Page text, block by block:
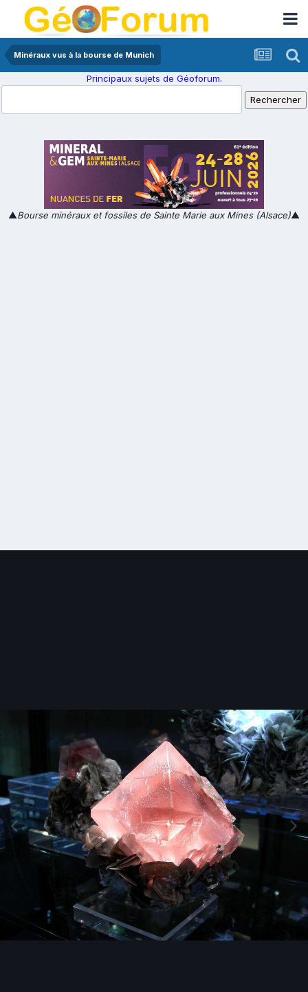
Minéraux vus à la bourse de Munich
Principaux sujets de Géoforum.
▲Bourse minéraux et fossiles de Sainte Marie aux Mines (Alsace)▲